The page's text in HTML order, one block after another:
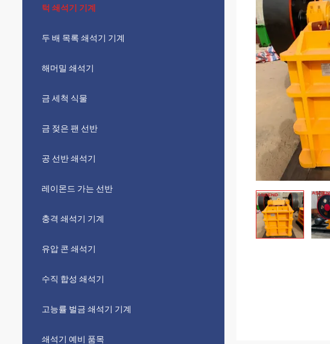
턱 쇄석기 기계
두 배 목록 쇄석기 기계
해머밀 쇄석기
금 세척 식물
금 젖은 팬 선반
공 선반 쇄석기
레이몬드 가는 선반
충격 쇄석기 기계
유압 콘 쇄석기
수직 합성 쇄석기
고능률 벌금 쇄석기 기계
쇄석기 예비 품목